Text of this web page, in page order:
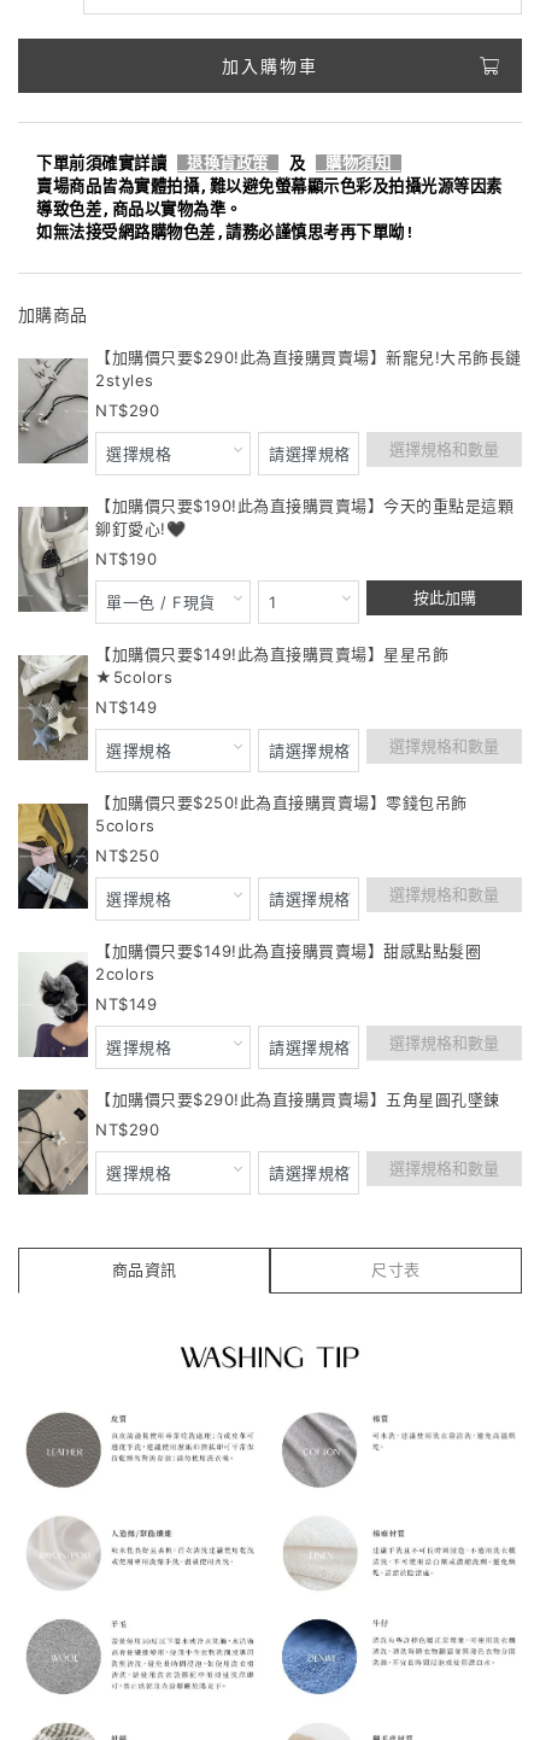
加入購物車
下單前須確實詳讀 退換貨政策 及
購物須知
賣場商品皆為實體拍攝,難以避免螢幕顯示色彩及拍攝光源等因素
導致色差,商品以實物為準。
如無法接受網路購物色差,請務必謹慎思考再下單呦!
加購商品
【加購價只要$290!此為直接購買賣場】新寵兒!大吊飾長鏈
2styles
290
選擇規格和數量
【加購價只要$190!此為直接購買賣場】今天的重點是這顆
鉚釘愛心!🖤
190
按此加購
【加購價只要$149!此為直接購買賣場】星星吊飾
★5colors
149
選擇規格和數量
【加購價只要$250!此為直接購買賣場】零錢包吊飾
5colors
250
選擇規格和數量
【加購價只要$149!此為直接購買賣場】甜感點點髮圈
2colors
149
選擇規格和數量
【加購價只要$290!此為直接購買賣場】五角星圓孔墜鍊
290
選擇規格和數量
商品資訊 尺寸表